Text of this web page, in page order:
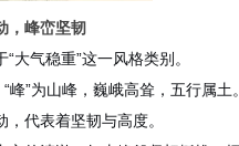
，峰峦坚韧
大气稳重”这一风格类别。
峰”为山峰，巍峨高耸，五行属
代表着坚韧与高度。